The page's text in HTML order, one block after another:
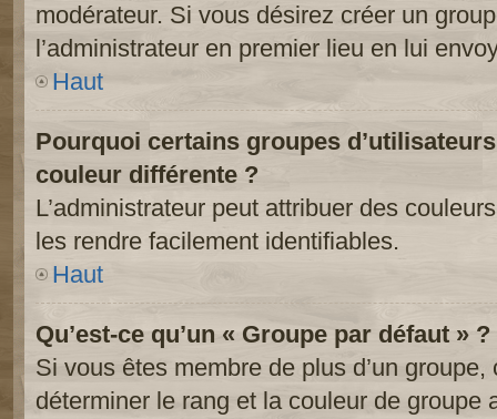
modérateur. Si vous désirez créer un
l’administrateur en premier lieu en lui
Haut
Pourquoi certains groupes
couleur différente ?
L’administrateur peut attribuer des
les rendre facilement identifiables.
Haut
Qu’est-ce qu’un « Groupe par défaut » ?
Si vous êtes membre de plus d’un
déterminer le rang et la couleur de groupe